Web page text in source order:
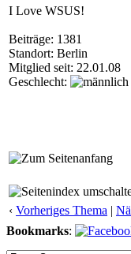
I Love WSUS!
Beiträge: 1381
Standort: Berlin
Mitglied seit: 22.01.08
Geschlecht:
‹ Vorheriges Thema |
Bookmarks: